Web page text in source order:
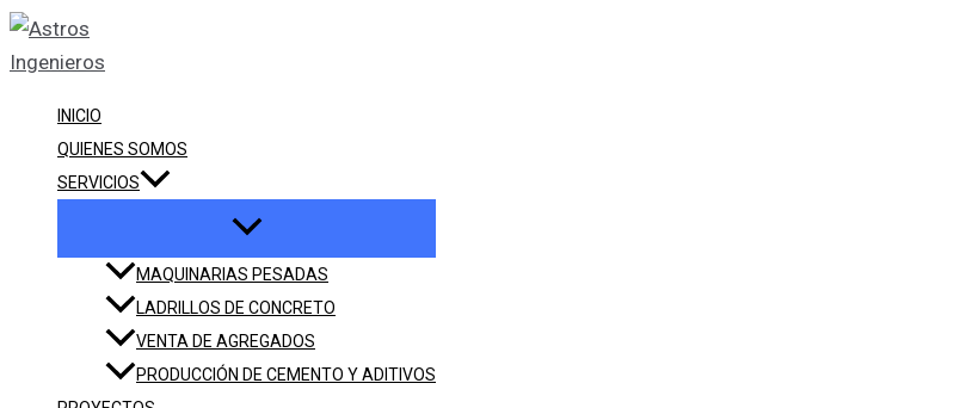
Ir
al
INICIO
QUIENES SOMOS
SERVICIOS
MAQUINARIAS PESADAS
LADRILLOS DE CONCRETO
VENTA DE AGREGADOS
PRODUCCIÓN DE CEMENTO Y ADITIVOS
Buscar
por: